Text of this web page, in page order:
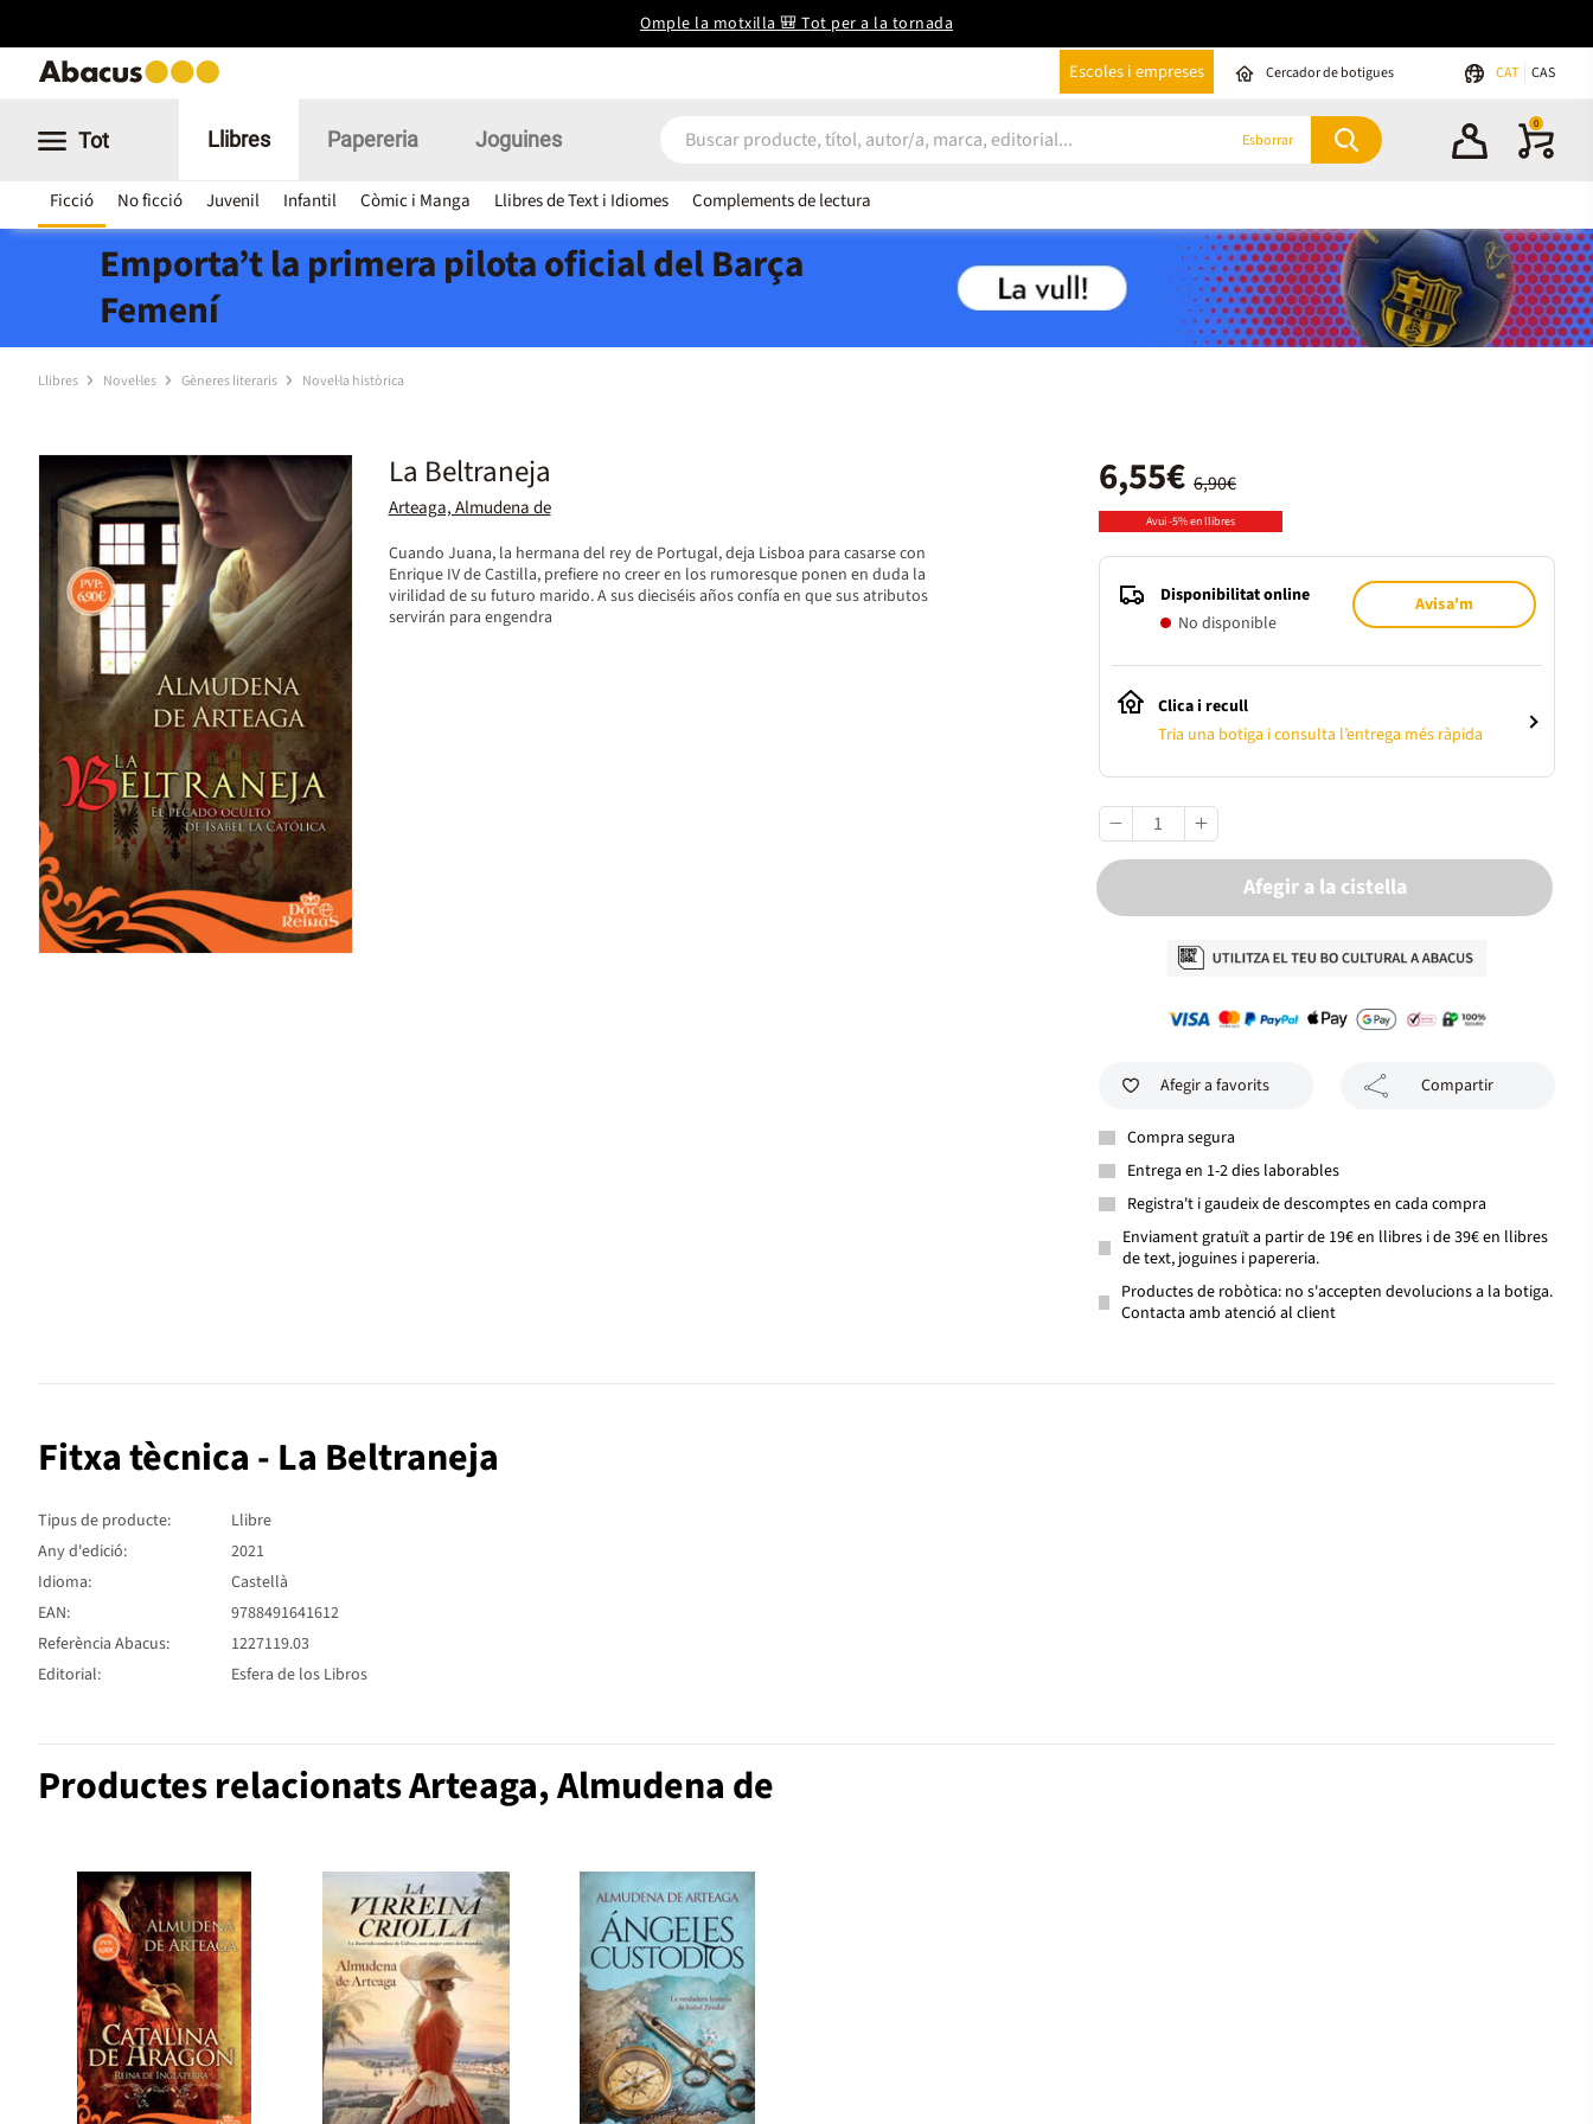
Omple la motxilla 🎒 Tot per a la tornada
Escoles i empreses Cercador de botigues CAT CAS
Tot Llibres
Ficció No ficció Juvenil Infantil Còmic i Manga Llibres de Text i Idiomes Complements de lectura
Papereria Joguines Esborrar
0
Emporta’t la primera pilota oficial del Barça
Femení
Llibres Novel·les Gèneres literaris Novel·la històrica
La Beltraneja
Arteaga, Almudena de
Cuando Juana, la hermana del rey de Portugal, deja Lisboa para casarse con
Enrique IV de Castilla, prefiere no creer en los rumoresque ponen en duda la
virilidad de su futuro marido. A sus dieciséis años confía en que sus atributos
servirán para engendra
6,90€
6,55€
Avui -5% en llibres
Disponibilitat online
No disponible
Avisa'm
Clica i recull
Tria una botiga i consulta l’entrega més ràpida
Afegir a la cistella
Afegir a favorits Compartir
Compra segura
Entrega en 1-2 dies laborables
Registra't i gaudeix de descomptes en cada compra
Enviament gratuït a partir de 19€ en llibres i de 39€ en llibres
de text, joguines i papereria.
Productes de robòtica: no s'accepten devolucions a la botiga.
Contacta amb atenció al client
Fitxa tècnica - La Beltraneja
Tipus de producte:
Llibre
Any d'edició:
2021
Idioma:
Castellà
EAN:
9788491641612
Referència Abacus:
1227119.03
Editorial:
Esfera de los Libros
Productes relacionats Arteaga, Almudena de